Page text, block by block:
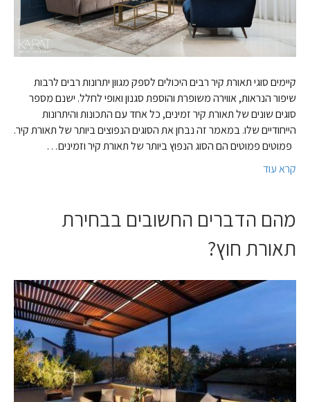
קיימים סוגי תאורת קיר רבים היכולים לספק מגוון יתרונות רבים לרבות
שיפור הנראות, אווירה משופרת והוספת סגנון ואופי לחלל. ישנם מספר
סוגים שונים של תאורת קיר זמינים, כל אחד עם התכונות והיתרונות
הייחודיים שלו. במאמר זה נבחן את הסוגים הנפוצים ביותר של תאורת קיר.
פמוטים פמוטים הם הסוג הנפוץ ביותר של תאורת קיר וזמינים…
קרא עוד
מהם הדברים החשובים בבחירת
תאורת חוץ?